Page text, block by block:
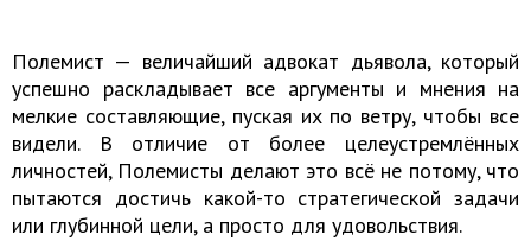
Полемист — величайший адвокат дьявола, который
успешно раскладывает все аргументы и мнения на
мелкие составляющие, пуская их по ветру, чтобы все
видели. В отличие от более целеустремлённых
личностей, Полемисты делают это всё не потому, что
пытаются достичь какой-то стратегической задачи
или глубинной цели, а просто для удовольствия.